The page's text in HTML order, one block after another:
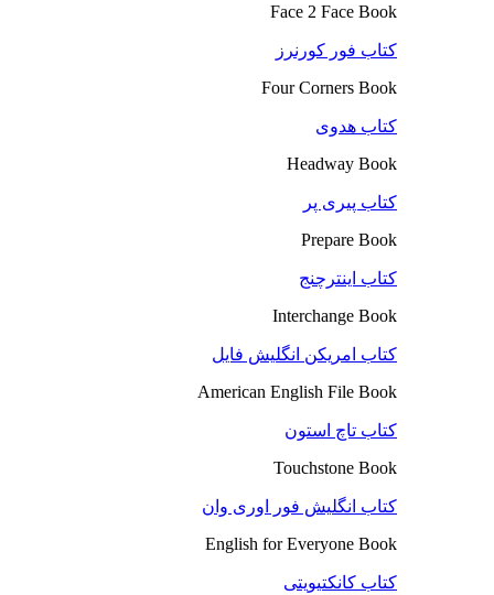
Face 2 Face Book
کتاب فور کورنرز
Four Corners Book
کتاب هدوی
Headway Book
کتاب پیری پر
Prepare Book
کتاب اینترچنج
Interchange Book
کتاب امریکن انگلیش فایل
American English File Book
کتاب تاچ استون
Touchstone Book
کتاب انگلیش فور اوری وان
English for Everyone Book
کتاب کانکتیویتی